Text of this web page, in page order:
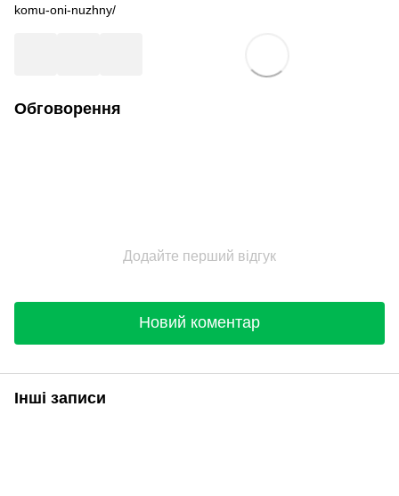
komu-oni-nuzhny/
Обговорення
Додайте перший відгук
Новий коментар
Інші записи